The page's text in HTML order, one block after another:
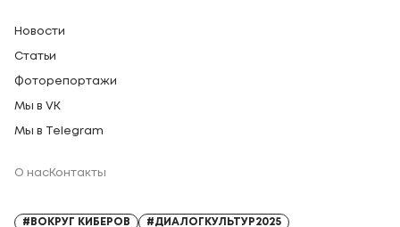
Новости
Статьи
Фоторепортажи
Мы в VK
Мы в Telegram
О насКонтакты
#ВОКРУГ КИБЕРОВ #ДИАЛОГКУЛЬТУР2025